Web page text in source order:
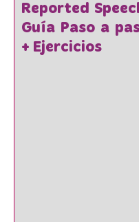
Reported
Guía Paso a
+ Ejercicios